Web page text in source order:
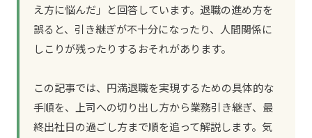
え方に悩んだ」と回答しています。退職の進め方を
誤ると、引き継ぎが不十分になったり、人間関係に
しこりが残ったりするおそれがあります。
この記事では、円満退職を実現するための具体的な
手順を、上司への切り出し方から業務引き継ぎ、最
終出社日の過ごし方まで順を追って解説します。気